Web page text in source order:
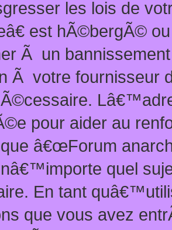
les lois de
est hÃ©bergÃ©
Ã un
Ã votre fournisseur
pour aider au
â€œForum
quel
En tant
que vous avez